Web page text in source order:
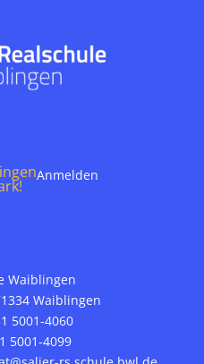
Anmelden
Waiblingen
Waiblingen
5001-4060
5001-4099